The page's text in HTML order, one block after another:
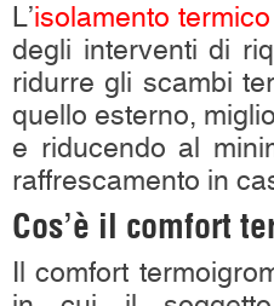
L’isolamento
degli interventi di
ridurre gli scambi
quello esterno,
e riducendo al
raffrescamento in
Cos’è il comfort
Il comfort